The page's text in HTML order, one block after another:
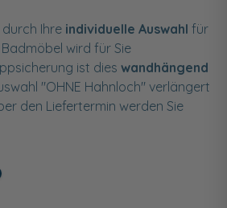
Ihre individuelle Auswahl für
wird für Sie
ist dies wandhängend
"OHNE Hahnloch" verlängert
den Liefertermin werden Sie